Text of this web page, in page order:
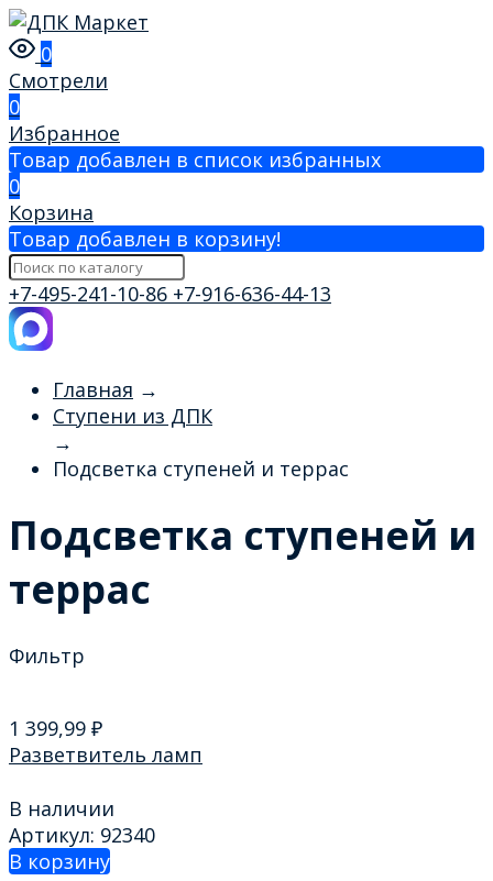
0
Смотрели
0
Избранное
Товар добавлен в список избранных
0
Корзина
Товар добавлен в корзину!
+7-495-241-10-86 +7-916-636-44-13
Главная →
Ступени из ДПК
→
Подсветка ступеней и террас
Подсветка ступеней и
террас
Фильтр
1 399,99 ₽
Разветвитель ламп
В наличии
Артикул: 92340
В корзину